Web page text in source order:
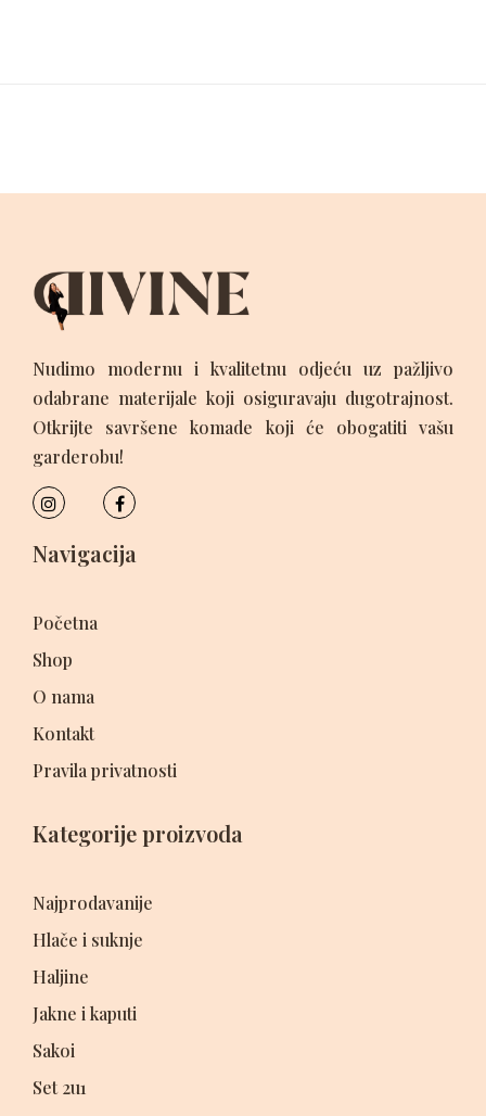
Nudimo modernu i kvalitetnu odjeću uz pažljivo
odabrane materijale koji osiguravaju dugotrajnost.
Otkrijte savršene komade koji će obogatiti vašu
garderobu!
Navigacija
Početna
Shop
O nama
Kontakt
Pravila privatnosti
Kategorije proizvoda
Najprodavanije
Hlače i suknje
Haljine
Jakne i kaputi
Sakoi
Set 2u1